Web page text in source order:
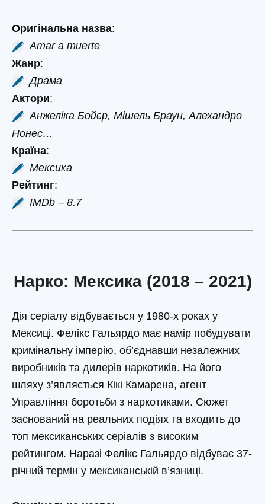
Оригінальна назва:
Amar a muerte
Жанр:
Драма
Актори:
Анжеліка Бойєр, Мішель Браун, Алехандро
Нонес…
Країна:
Мексика
Рейтинг:
IMDb – 8.7
Нарко: Мексика (2018 – 2021)
Дія серіалу відбувається у 1980-х роках у
Мексиці. Фелікс Гальярдо має намір побудувати
кримінальну імперію, об’єднавши незалежних
виробників та дилерів наркотиків. На його
шляху з’являється Кікі Камарена, агент
Управління боротьби з наркотиками. Сюжет
заснований на реальних подіях та входить до
топ мексиканських серіалів з високим
рейтингом. Наразі Фелікс Гальярдо відбуває 37-
річний термін у мексиканській в’язниці.